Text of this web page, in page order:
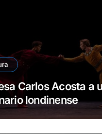
Carlos Acosta a
londinense